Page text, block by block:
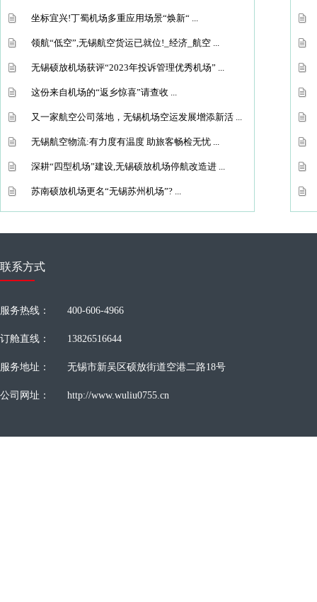
坐标宜兴!丁蜀机场多重应用场景“焕新“ ...
领航“低空”,无锡航空货运已就位!_经济_航空 ...
无锡硕放机场获评“2023年投诉管理优秀机场” ...
这份来自机场的“返乡惊喜”请查收 ...
又一家航空公司落地，无锡机场空运发展增添新活 ...
无锡航空物流:有力度有温度 助旅客畅检无忧 ...
深耕“四型机场”建设,无锡硕放机场停航改造进 ...
苏南硕放机场更名“无锡苏州机场”? ...
联系方式
服务热线： 400-606-4966
订舱直线： 13826516644
服务地址： 无锡市新吴区硕放街道空港二路18号
公司网址： http://www.wuliu0755.cn